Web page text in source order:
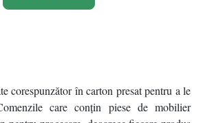
corespunzător în carton presat pentru a le
care conțin piese de mobilier